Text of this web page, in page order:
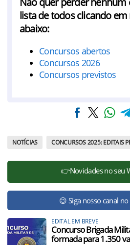
lista de todos clicando
abaixo:
Concursos abertos
Concursos 2026
Concursos previstos
NOTÍCIAS CONCURSOS 2025: EDITAIS
👉Novidades no seu
😉 Siga nosso canal
EDITAL EM BREVE
Concurso Brigada
formada para 1.350